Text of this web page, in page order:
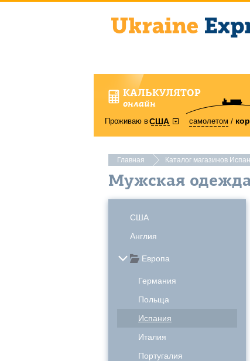
КАЛЬКУЛЯТОР
онлайн
Проживаю вСША самолетом
Главная Каталог магазинов
Мужская
США
Англия
Европа
Германия
Польща
Испания
Италия
Португалия